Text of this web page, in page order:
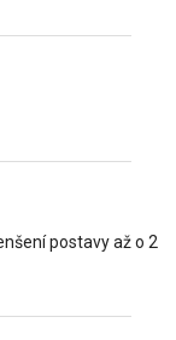
postavy až o 2